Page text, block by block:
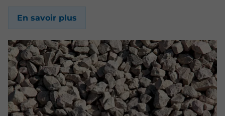
En savoir plus